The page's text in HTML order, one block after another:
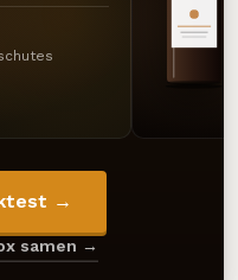
→
samen →